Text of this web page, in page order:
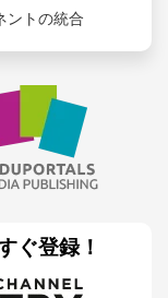
ントの統合
ぐ登録！